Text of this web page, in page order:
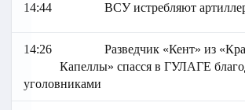
14:44 ВСУ истребляют
14:26
Разведчик «Кент» из
Капеллы» спасся в ГУЛАГЕ
уголовниками